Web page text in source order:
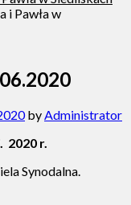
byAdministrator
2020 r.
Synodalna.